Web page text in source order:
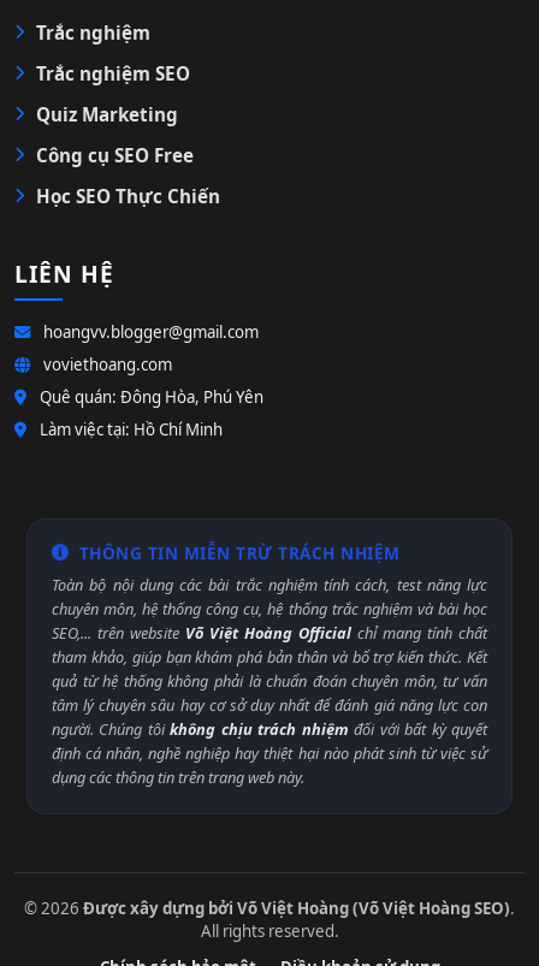
Trắc nghiệm
Trắc nghiệm SEO
Quiz Marketing
Công cụ SEO Free
Học SEO Thực Chiến
LIÊN HỆ
hoangvv.blogger@gmail.com
voviethoang.com
Quê quán: Đông Hòa, Phú Yên
Làm việc tại: Hồ Chí Minh
THÔNG TIN MIỄN TRỪ TRÁCH NHIỆM
Toàn bộ nội dung các bài trắc nghiệm tính cách, test năng lực
chuyên môn, hệ thống công cụ, hệ thống trắc nghiệm và bài học
SEO,... trên website Võ Việt Hoàng Official chỉ mang tính chất
tham khảo, giúp bạn khám phá bản thân và bổ trợ kiến thức. Kết
quả từ hệ thống không phải là chuẩn đoán chuyên môn, tư vấn
tâm lý chuyên sâu hay cơ sở duy nhất để đánh giá năng lực con
người. Chúng tôikhông chịu trách nhiệm đối với bất kỳ quyết
định cá nhân, nghề nghiệp hay thiệt hại nào phát sinh từ việc sử
dụng các thông tin trên trang web này.
© 2026 Được xây dựng bởi Võ Việt Hoàng (Võ Việt Hoàng SEO).
All rights reserved.